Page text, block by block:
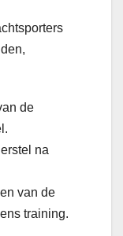
de
na
van de
training.